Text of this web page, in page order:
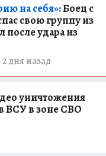
на себя»:Боец с
свою группу из
удара из
2 дня назад
уничтожения
ВСУ в зоне СВО